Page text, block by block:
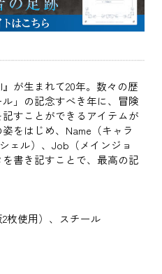
』が生まれて20年。数々の歴
」の記念すべき年に、冒険
すことができるアイテムが
をはじめ、Name（キャラ
ェル）、Job（メインジョ
書き記すことで、最高の記
枚使用）、スチール